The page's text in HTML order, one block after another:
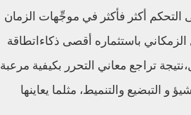
التحكم أكثر فأكثر في موجِّهات الزمان
الزمكاني باستثمار ه أقصى ذكاءاتطاقة
،نتيجة تراجع معاني التحرر بكيفية مرعبة
و التبضيع والتنميط، مثلما يعاينها